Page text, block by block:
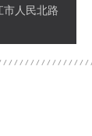
市人民北路